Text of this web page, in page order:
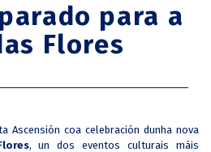
para a
Flores
Ascensión coa celebración dunha nova
, un dos eventos culturais máis